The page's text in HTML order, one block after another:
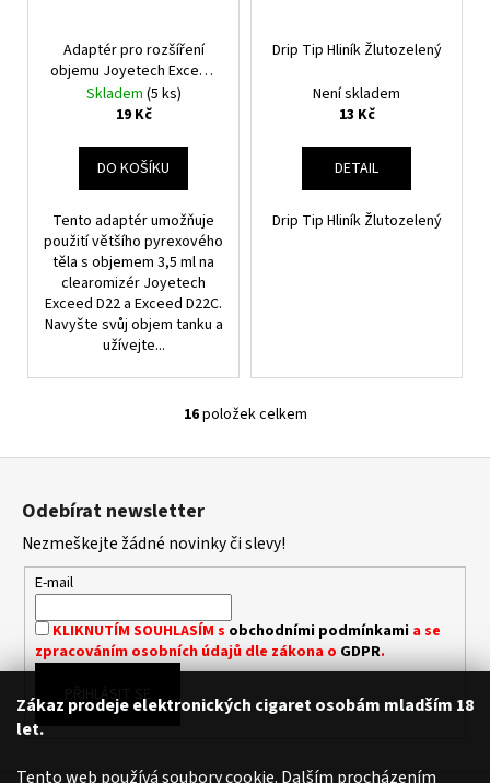
Zákaz prodeje elektronických cigaret osobám mladším 18
let.
Tento web používá soubory cookie. Dalším procházením
Adaptér pro rozšíření
objemu Joyetech Exceed
D22/D22C (1ks)
Skladem (5 ks)
19 Kč
DO KOŠÍKU
Tento adaptér umožňuje
použití většího pyrexového
těla s objemem 3,5 ml na
clearomizér Joyetech
Exceed D22 a Exceed D22C.
Navyšte svůj objem tanku a
užívejte...
Drip Tip Hliník Žlutozelený
Není skladem
13 Kč
DETAIL
Drip Tip Hliník Žlutozelený
O
V
A
C
P
R
V
Y
16položek celkem
Z
Odebírat newsletter
Nezmeškejte žádné novinky či slevy!
E-mail
KLIKNUTÍM SOUHLASÍM s obchodními podmínkamia se
zpracováním osobních údajů dle zákona o GDPR.
PŘIHLÁSIT SE